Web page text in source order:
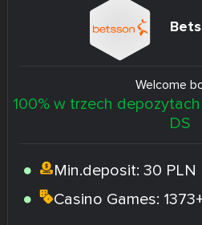
Welcome
100% w trzech
DS
Min.deposit: 30 PLN
Casino Games: